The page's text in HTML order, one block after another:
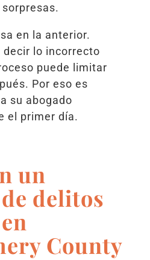
en la anterior.
decir lo incorrecto
puede limitar
Por eso es
su abogado
el primer día.
un
delitos
County